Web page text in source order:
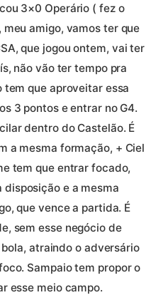
3×0 Operário ( fez o
amigo, vamos ter que
que jogou ontem, vai ter
não vão ter tempo pra
tem que aproveitar essa
3 pontos e entrar no G4.
dentro do Castelão. É
a mesma formação, + Ciel
tem que entrar focado,
disposição e a mesma
que vence a partida. É
sem esse negócio de
atraindo o adversário
Sampaio tem propor o
esse meio campo.